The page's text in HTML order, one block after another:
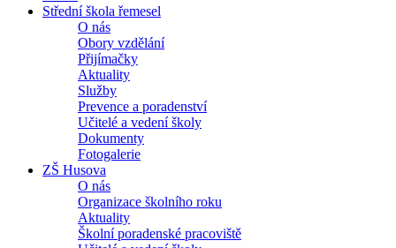
Střední škola řemesel
O nás
Obory vzdělání
Přijímačky
Aktuality
Služby
Prevence a poradenství
Učitelé a vedení školy
Dokumenty
Fotogalerie
ZŠ Husova
O nás
Organizace školního roku
Aktuality
Školní poradenské pracoviště